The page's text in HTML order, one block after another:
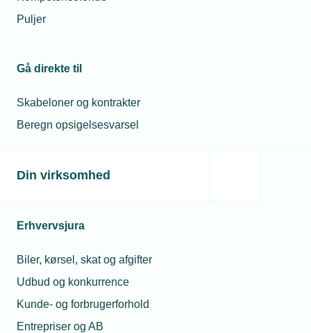
Puljer
Gå direkte til
Skabeloner og kontrakter
Beregn opsigelsesvarsel
Din virksomhed
Erhvervsjura
Biler, kørsel, skat og afgifter
Udbud og konkurrence
Kunde- og forbrugerforhold
Entrepriser og AB